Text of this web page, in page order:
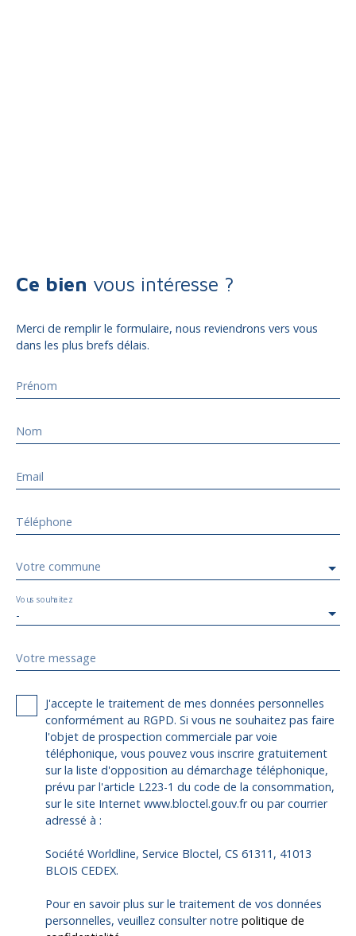
Ce bien vous intéresse ?
Merci de remplir le formulaire, nous reviendrons vers vous
dans les plus brefs délais.
Prénom
Nom
Email
Téléphone
Votre commune
-
Vous souhaitez
Votre message
J'accepte le traitement de mes données personnelles
conformément au RGPD. Si vous ne souhaitez pas faire
l'objet de prospection commerciale par voie
téléphonique, vous pouvez vous inscrire gratuitement
sur la liste d'opposition au démarchage téléphonique,
prévu par l'article L223-1 du code de la consommation,
sur le site Internet www.bloctel.gouv.fr ou par courrier
adressé à :
Société Worldline, Service Bloctel, CS 61311, 41013
BLOIS CEDEX.
Pour en savoir plus sur le traitement de vos données
personnelles, veuillez consulter notre politique de